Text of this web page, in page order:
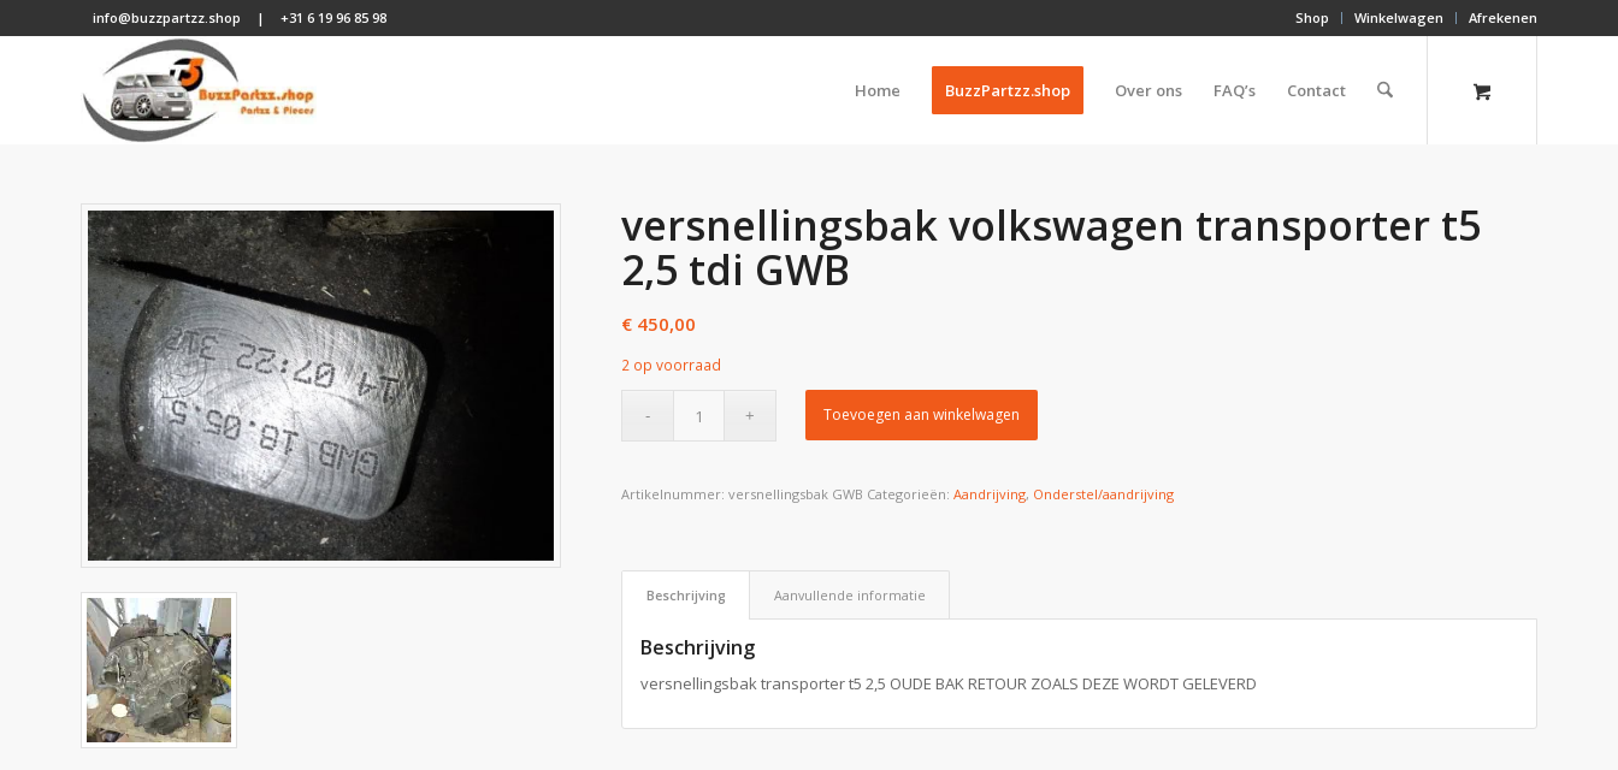
Shop Winkelwagen Afrekenen
info@buzzpartzz.shop | +31 6 19 96 85 98
Home BuzzPartzz.shop Over ons FAQ’s Contact
versnellingsbak volkswagen transporter t5
2,5 tdi GWB
€ 450,00
2 op voorraad
Toevoegen aan winkelwagen
Artikelnummer:versnellingsbak GWB Categorieën:Aandrijving, Onderstel/aandrijving
Beschrijving Aanvullende informatie
Beschrijving
versnellingsbak transporter t5 2,5 OUDE BAK RETOUR ZOALS DEZE WORDT GELEVERD